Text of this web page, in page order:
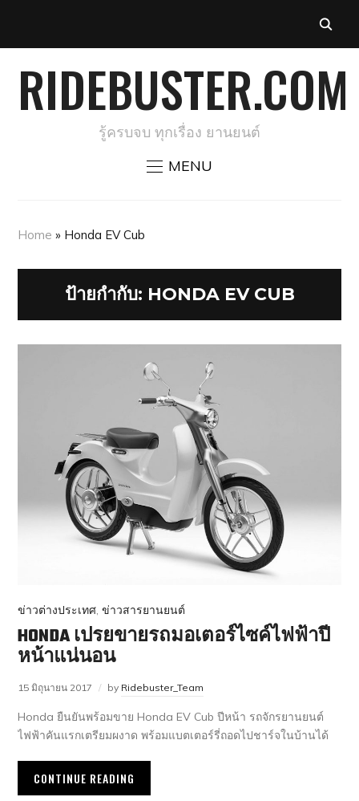
RIDEBUSTER.COM
รู้ครบจบ ทุกเรื่อง ยานยนต์
MENU
Home » Honda EV Cub
ป้ายกำกับ: HONDA EV CUB
ข่าวต่างประเทศ,ข่าวสารยานยนต์
HONDA เปรยขายรถมอเตอร์ไซค์ไฟฟ้าปี
หน้าแน่นอน
15 มิถุนายน 2017 by Ridebuster_Team
Honda ยืนยันพร้อมขาย Honda EV Cub ปีหน้า รถจักรยานยนต์
ไฟฟ้าคันแรกเตรียมผงาด พร้อมแบตเตอร์รี่ถอดไปชาร์จในบ้านได้
CONTINUE READING